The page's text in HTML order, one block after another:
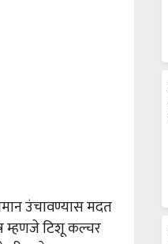
उंचावण्यास मदत
म्हणजे टिशू कल्चर